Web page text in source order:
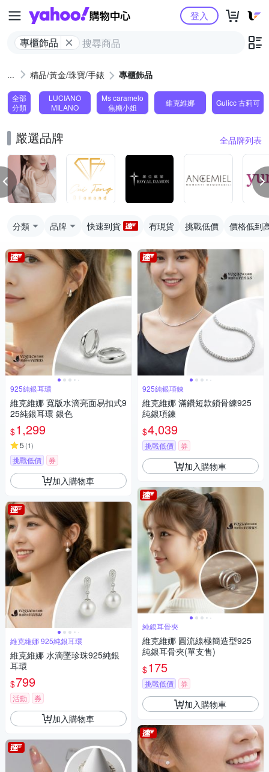
Yahoo購物中心
專櫃飾品
登入
精品/黃金/珠寶/手錶 專櫃飾品
全部
分類
LUCIANO
MILANO
Ms caramelo
焦糖小姐
維克維娜 Gulicc 古莉可
嚴選品牌 全品牌列表
分類 品牌 快速到貨 有現貨 挑戰低價 價格低到
925純銀耳環
維克維娜 寬版水滴亮面易扣式9
25純銀耳環 銀色
$1,299
5 (1)
挑戰低價 券
加入購物車
維克維娜 925純銀耳環
維克維娜 水滴墜珍珠925純銀
耳環
$799
活動 券
加入購物車
925純銀項鍊
維克維娜 滿鑽短款鎖骨練925
純銀項鍊
$4,039
挑戰低價 券
加入購物車
純銀耳骨夾
維克維娜 圓流線極簡造型925
純銀耳骨夾(單支售)
$175
挑戰低價 券
加入購物車